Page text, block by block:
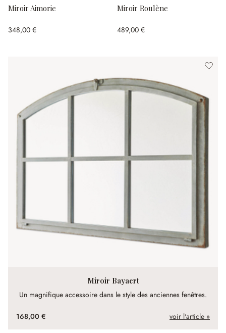
Miroir Aimorie
348,00 €
Miroir Roulène
489,00 €
Miroir Bayaert
Un magnifique accessoire dans le style des anciennes fenêtres.
168,00 € voir l'article »